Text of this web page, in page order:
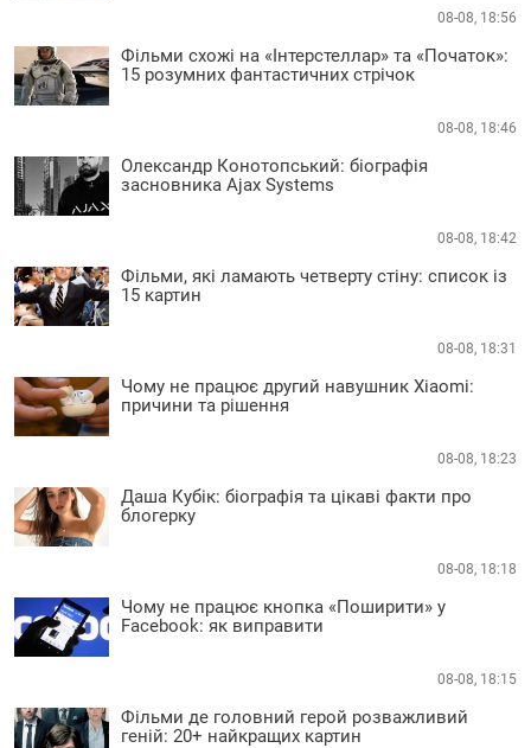
08-08, 18:56
Фільми схожі на «Інтерстеллар» та «Початок»:
15 розумних фантастичних стрічок
08-08, 18:46
Олександр Конотопський: біографія
засновника Ajax Systems
08-08, 18:42
Фільми, які ламають четверту стіну: список із
15 картин
08-08, 18:31
Чому не працює другий навушник Xiaomi:
причини та рішення
08-08, 18:23
Даша Кубік: біографія та цікаві факти про
блогерку
08-08, 18:18
Чому не працює кнопка «Поширити» у
Facebook: як виправити
08-08, 18:15
Фільми де головний герой розважливий
геній: 20+ найкращих картин